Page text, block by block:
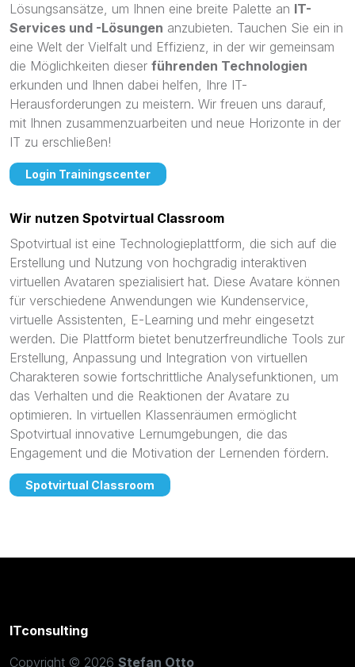
Lösungsansätze, um Ihnen eine breite Palette an IT-
Services und -Lösungen anzubieten. Tauchen Sie ein in
eine Welt der Vielfalt und Effizienz, in der wir gemeinsam
die Möglichkeiten dieser führenden Technologien
erkunden und Ihnen dabei helfen, Ihre IT-
Herausforderungen zu meistern. Wir freuen uns darauf,
mit Ihnen zusammenzuarbeiten und neue Horizonte in der
IT zu erschließen!
Login Trainingscenter
Wir nutzen Spotvirtual Classroom
Spotvirtual ist eine Technologieplattform, die sich auf die
Erstellung und Nutzung von hochgradig interaktiven
virtuellen Avataren spezialisiert hat. Diese Avatare können
für verschiedene Anwendungen wie Kundenservice,
virtuelle Assistenten, E-Learning und mehr eingesetzt
werden. Die Plattform bietet benutzerfreundliche Tools zur
Erstellung, Anpassung und Integration von virtuellen
Charakteren sowie fortschrittliche Analysefunktionen, um
das Verhalten und die Reaktionen der Avatare zu
optimieren. In virtuellen Klassenräumen ermöglicht
Spotvirtual innovative Lernumgebungen, die das
Engagement und die Motivation der Lernenden fördern.
Spotvirtual Classroom
ITconsulting
Copyright © 2026 Stefan Otto